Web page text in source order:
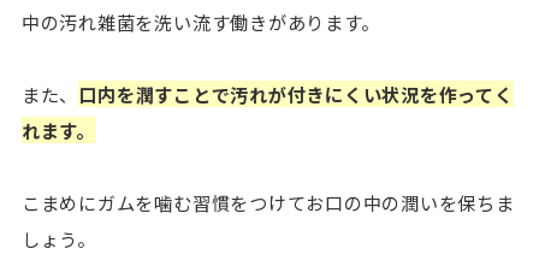
中の汚れ雑菌を洗い流す働きがあります。
また、 口内を潤すことで汚れが付きにくい状況を作ってく
れます。
こまめにガムを噛む習慣をつけてお口の中の潤いを保ちま
しょう。